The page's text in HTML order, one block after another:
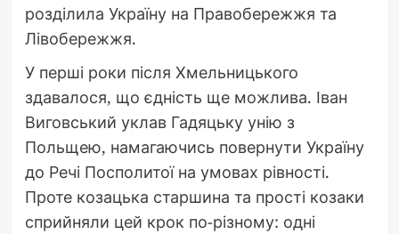
розділила Україну на Правобережжя та
Лівобережжя.
У перші роки після Хмельницького
здавалося, що єдність ще можлива. Іван
Виговський уклав Гадяцьку унію з
Польщею, намагаючись повернути Україну
до Речі Посполитої на умовах рівності.
Проте козацька старшина та прості козаки
сприйняли цей крок по-різному: одні